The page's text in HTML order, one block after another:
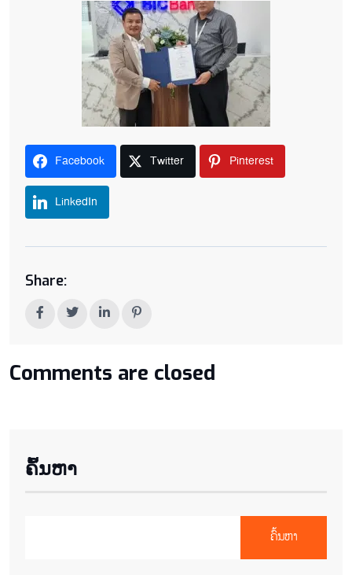
Facebook Twitter Pinterest
LinkedIn
Share:
Comments are closed
ຄົ້ນຫາ
ຄົ້ນຫາ